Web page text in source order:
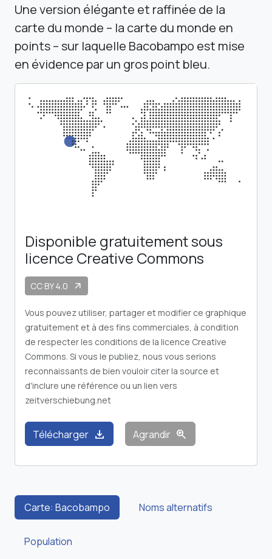
Une version élégante et raffinée de la
carte du monde – la carte du monde en
points – sur laquelle Bacobampo est mise
en évidence par un gros point bleu.
Disponible gratuitement sous
licence Creative Commons
CC BY 4.0 arrow_outward
Vous pouvez utiliser, partager et modifier ce graphique
gratuitement et à des fins commerciales, à condition
de respecter les conditions de la licence Creative
Commons. Si vous le publiez, nous vous serions
reconnaissants de bien vouloir citer la source et
d'inclure une référence ou un lien vers
zeitverschiebung.net
Télécharger download Agrandir zoom_in
Carte: Bacobampo Noms alternatifs
Population